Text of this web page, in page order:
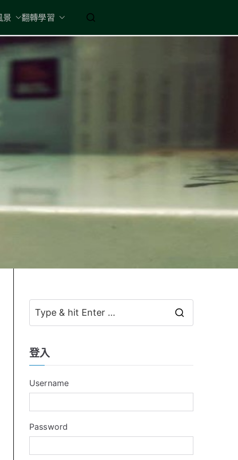
拾起 / 納入胸懷
景 翻轉學習
h
r
登入
Username
Password